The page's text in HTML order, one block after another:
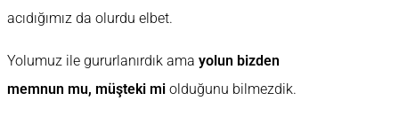
acıdığımız da olurdu elbet.
Yolumuz ile gururlanırdık ama yolun bizden
memnun mu, müşteki mi olduğunu bilmezdik.